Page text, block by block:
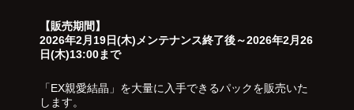
【販売期間】
2026年2月19日(木)メンテナンス終了後～2026年2月26
日(木)13:00まで
「EX親愛結晶」を大量に入手できるパックを販売いた
します。